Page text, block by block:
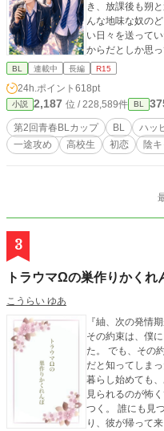
き、放課後も朔
んな地味な奴の
い日々を送って
からだとしか思
揺らぐことのな
の進路。 「離れ
が近づくほど、
の想いは、子ど
まれても、どれ
た。 子どもの頃
た。 これは、学
に少しずつ気づ
ァポリスのAI校
BL 連載中 長編 R15
24h.ポイント 618pt
小説 2,187 位 / 228,589件 BL
第2回青春BLカップ BL ハッ
一途攻め
高校生 初恋 陰
3
トラウマΩの巣作りかくれ
こうらい ゆあ
『紬、次の発情
その約束は、僕
た。 でも、その
だと知ってしまった。 新しい恋人である優しいα
暮らし始めても
見られるのが怖
つく。 誰にも見つからない場所で、ひとりぼっちで”巣”を作
り、彼が帰って来る前に片付